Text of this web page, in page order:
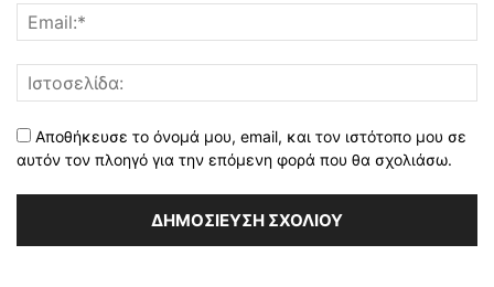
Αποθήκευσε το όνομά μου, email, και τον ιστότοπο μου σε
αυτόν τον πλοηγό για την επόμενη φορά που θα σχολιάσω.